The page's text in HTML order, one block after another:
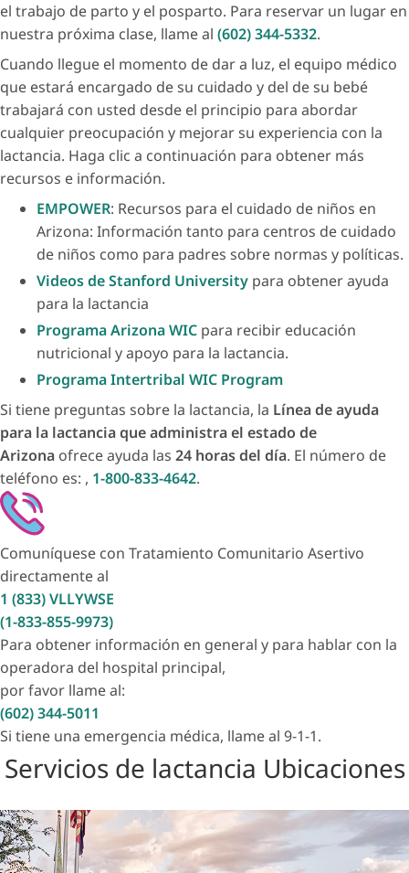
el trabajo de parto y el posparto. Para reservar un lugar en
nuestra próxima clase, llame al (602) 344-5332.
Cuando llegue el momento de dar a luz, el equipo médico
que estará encargado de su cuidado y del de su bebé
trabajará con usted desde el principio para abordar
cualquier preocupación y mejorar su experiencia con la
lactancia. Haga clic a continuación para obtener más
recursos e información.
EMPOWER: Recursos para el cuidado de niños en
Arizona: Información tanto para centros de cuidado
de niños como para padres sobre normas y políticas.
Videos de Stanford University para obtener ayuda
para la lactancia
Programa Arizona WIC para recibir educación
nutricional y apoyo para la lactancia.
Programa Intertribal WIC Program
Si tiene preguntas sobre la lactancia, la Línea de ayuda
para la lactancia que administra el estado de
Arizona ofrece ayuda las 24 horas del día. El número de
teléfono es: , 1-800-833-4642.
Comuníquese con Tratamiento Comunitario Asertivo
directamente al
1 (833) VLLYWSE
(1-833-855-9973)
Para obtener información en general y para hablar con la
operadora del hospital principal,
por favor llame al:
(602) 344-5011
Si tiene una emergencia médica, llame al 9-1-1.
Servicios de lactancia Ubicaciones